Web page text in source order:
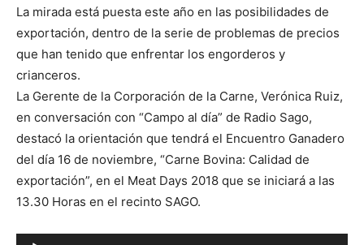
La mirada está puesta este año en las posibilidades de
exportación, dentro de la serie de problemas de precios
que han tenido que enfrentar los engorderos y
crianceros.
La Gerente de la Corporación de la Carne, Verónica Ruiz,
en conversación con “Campo al día” de Radio Sago,
destacó la orientación que tendrá el Encuentro Ganadero
del día 16 de noviembre, “Carne Bovina: Calidad de
exportación”, en el Meat Days 2018 que se iniciará a las
13.30 Horas en el recinto SAGO.